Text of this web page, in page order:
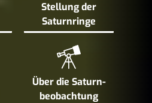
Stellung der
Saturn­ringe
Über die Saturn­
beobachtung